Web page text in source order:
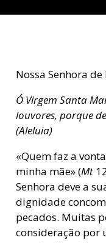
Nossa Senhora
Ó Virgem Santa
louvores, porque
(Aleluia)
«Quem faz a
minha mãe» (Mt
Senhora deve a
dignidade
pecados. Muitas
consideração por